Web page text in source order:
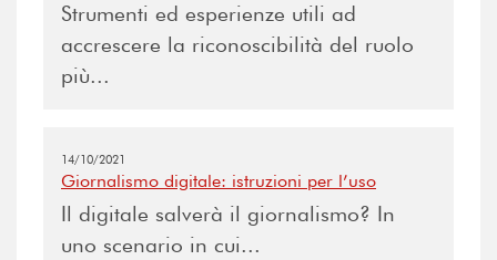
Strumenti ed esperienze utili ad
accrescere la riconoscibilità del ruolo
più...
14/10/2021
Giornalismo digitale: istruzioni per l’uso
Il digitale salverà il giornalismo? In
uno scenario in cui...